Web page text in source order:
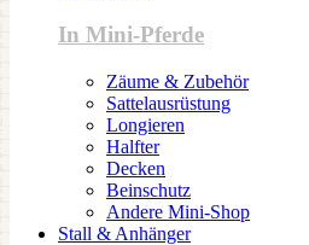
In Mini-Pferde
Zäume & Zubehör
Sattelausrüstung
Longieren
Halfter
Decken
Beinschutz
Andere Mini-Shop
Stall & Anhänger